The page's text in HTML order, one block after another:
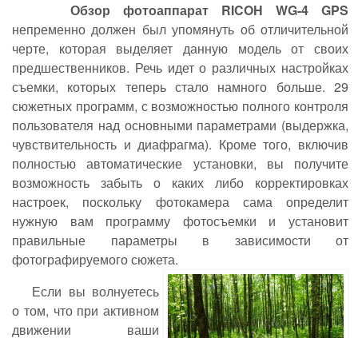
Обзор фотоаппарат RICOHWG-4GPS
непременно должен был упомянуть об отличительной
черте, которая выделяет данную модель от своих
предшественников. Речь идет о различных настройках
съемки, которых теперь стало намного больше. 29
сюжетных программ, с возможностью полного контроля
пользователя над основными параметрами (выдержка,
чувствительность и диафрагма). Кроме того, включив
полностью автоматические установки, вы получите
возможность забыть о каких либо корректировках
настроек, поскольку фотокамера сама определит
нужную вам программу фотосъемки и установит
правильные параметры в зависимости от
фотографируемого сюжета.
Если вы волнуетесь
о том, что при активном
движении ваши